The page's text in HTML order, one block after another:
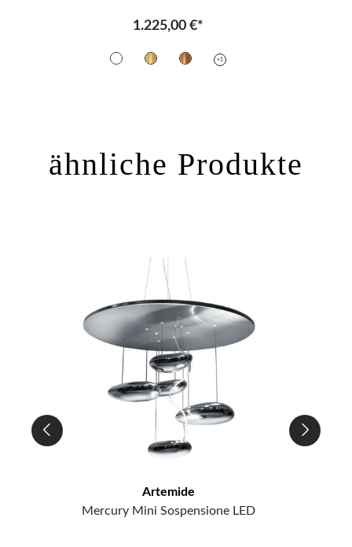
1.225,00 €*
+1
ähnliche Produkte
Artemide
Mercury Mini Sospensione LED